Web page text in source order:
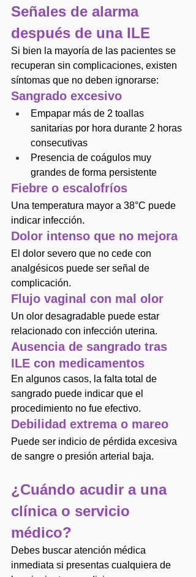
Señales de alarma
después de una ILE
Si bien la mayoría de las pacientes se
recuperan sin complicaciones, existen
síntomas que no deben ignorarse:
Sangrado excesivo
Empapar más de 2 toallas
sanitarias por hora durante 2 horas
consecutivas
Presencia de coágulos muy
grandes de forma persistente
Fiebre o escalofríos
Una temperatura mayor a 38°C puede
indicar infección.
Dolor intenso que no mejora
El dolor severo que no cede con
analgésicos puede ser señal de
complicación.
Flujo vaginal con mal olor
Un olor desagradable puede estar
relacionado con infección uterina.
Ausencia de sangrado tras
ILE con medicamentos
En algunos casos, la falta total de
sangrado puede indicar que el
procedimiento no fue efectivo.
Debilidad extrema o mareo
Puede ser indicio de pérdida excesiva
de sangre o presión arterial baja.
¿Cuándo acudir a una
clínica o servicio
médico?
Debes buscar atención médica
inmediata si presentas cualquiera de